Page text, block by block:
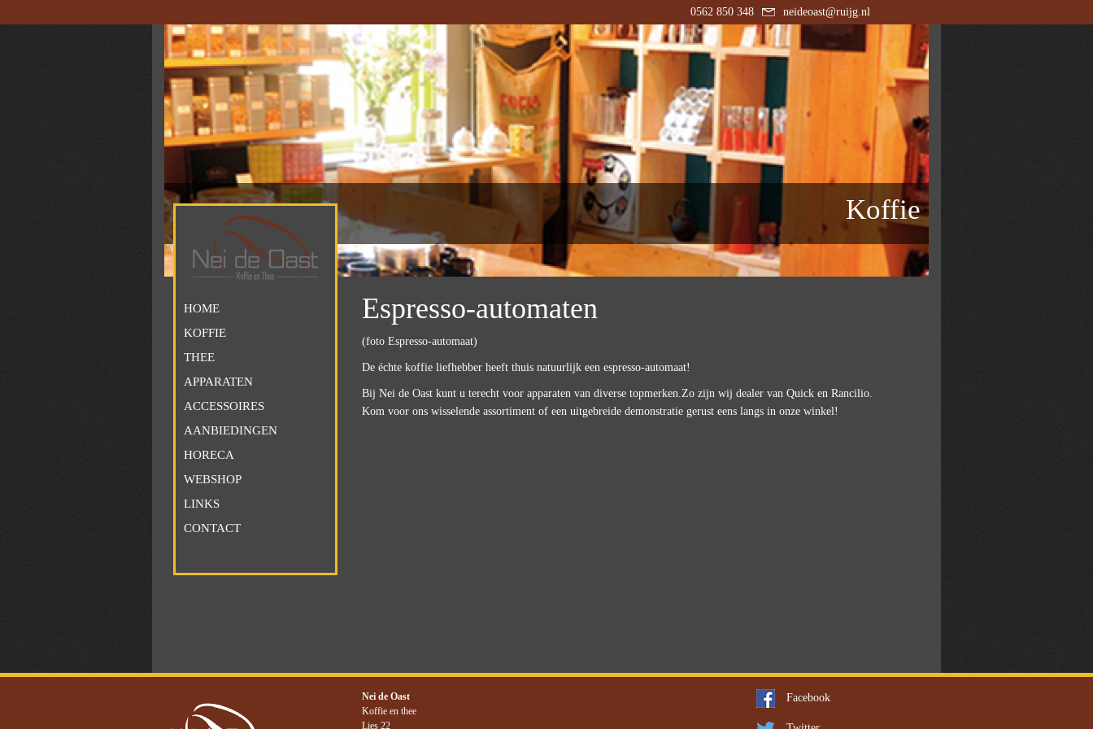
0562 850 348 neideoast@ruijg.nl
Koffie
HOME
KOFFIE
THEE
APPARATEN
ACCESSOIRES
AANBIEDINGEN
HORECA
WEBSHOP
LINKS
CONTACT
Espresso-automaten
(foto Espresso-automaat)
De échte koffie liefhebber heeft thuis natuurlijk een espresso-automaat!
Bij Nei de Oast kunt u terecht voor apparaten van diverse topmerken.Zo zijn wij dealer van Quick en Rancilio.
Kom voor ons wisselende assortiment of een uitgebreide demonstratie gerust eens langs in onze winkel!
Nei de Oast
Koffie en thee
Lies 22
Facebook